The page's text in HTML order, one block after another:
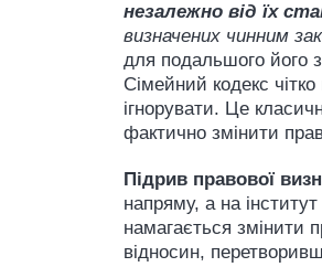
незалежно від їх
визначених чинним
для подальшого його
Сімейний кодекс
ігнорувати. Це
фактично змінити
Підрив правової
напряму, а на
намагається змінити
відносин,